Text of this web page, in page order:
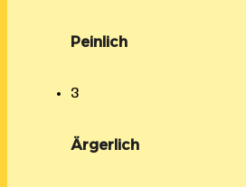
Peinlich
3
Ärgerlich